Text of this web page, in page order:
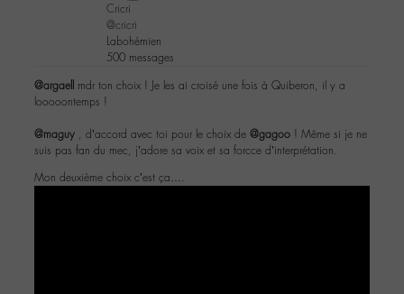
Cricri
@cricri
Labohémien
500 messages
@argaell mdr ton choix ! Je les ai croisé une fois à Quiberon, il y a
looooontemps !
@maguy , d’accord avec toi pour le choix de @gagoo ! Même si je ne
suis pas fan du mec, j’adore sa voix et sa forcce d’interprétation.
Mon deuxième choix c’est ça….